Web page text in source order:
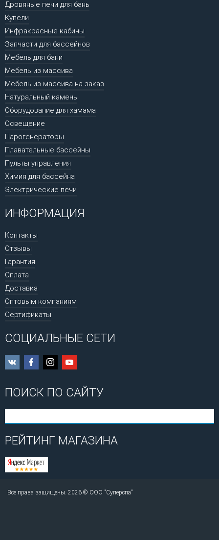
Дровяные печи для бань
Купели
Инфракрасные кабины
Запчасти для бассейнов
Мебель для бани
Мебель из массива
Мебель из массива на заказ
Натуральный камень
Оборудование для хамама
Освещение
Парогенераторы
Плавательные бассейны
Пульты управления
Химия для бассейна
Электрические печи
ИНФОРМАЦИЯ
Контакты
Отзывы
Гарантия
Оплата
Доставка
Оптовым компаниям
Сертификаты
СОЦИАЛЬНЫЕ СЕТИ
ПОИСК ПО САЙТУ
РЕЙТИНГ МАГАЗИНА
Все права защищены. 2026 © ООО "Суперспа"